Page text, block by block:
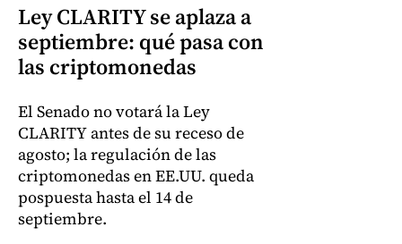
Ley CLARITY se aplaza a
septiembre: qué pasa con
las criptomonedas
El Senado no votará la Ley
CLARITY antes de su receso de
agosto; la regulación de las
criptomonedas en EE.UU. queda
pospuesta hasta el 14 de
septiembre.